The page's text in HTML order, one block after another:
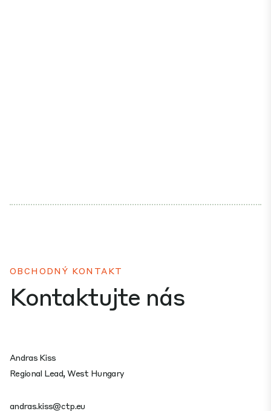
OBCHODNÝ KONTAKT
Kontaktujte nás
Andras Kiss
Regional Lead, West Hungary
andras.kiss@ctp.eu